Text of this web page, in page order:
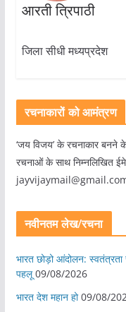
आरती त्रिपाठी
जिला सीधी मध्यप्रदेश
रचनाकारों को आमंत्रण
‘जय विजय’ के रचनाकार बनने
रचनाओं के साथ निम्नलिखित
नवीनतम लेख/रचना
भारत छोड़ो आंदोलन:
पहलू 09/08/2026
भारत देश महान हो 09/08/